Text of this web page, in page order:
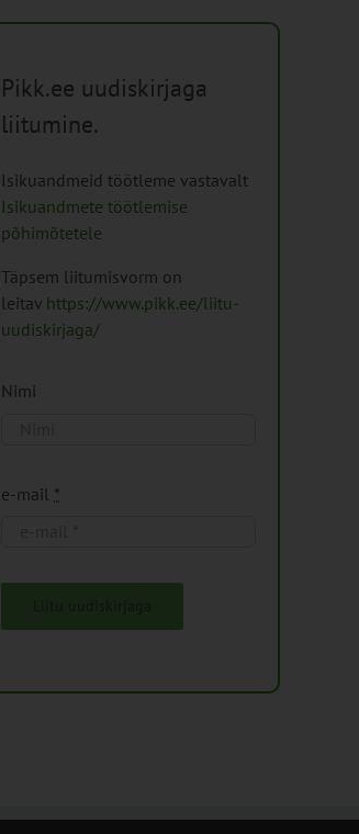
Pikk.ee uudiskirjaga
liitumine.
Isikuandmeid töötleme vastavalt
Isikuandmete töötlemise
põhimõtetele
Täpsem liitumisvorm on
leitav https://www.pikk.ee/liitu-
uudiskirjaga/
Nimi
e-mail *